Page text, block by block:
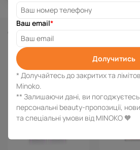
Схожі товари
Ваш email*
Долучитись
* Долучайтесь до закритих та
Minoko.
** Залишаючи дані, ви
персональні beauty-пропозиції,
та спеціальні умови від MINOKO 🧡